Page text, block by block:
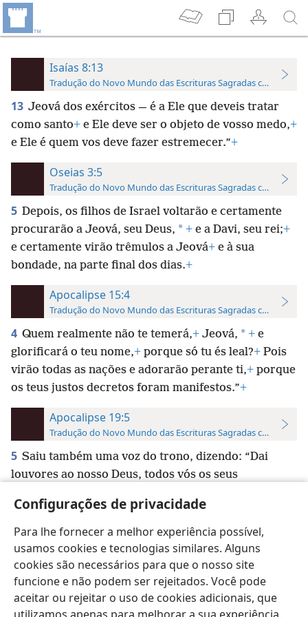
Configurações de privacidade
Para lhe fornecer a melhor experiência possível,
usamos cookies e tecnologias similares. Alguns
cookies são necessários para que o nosso site
funcione e não podem ser rejeitados. Você pode
aceitar ou rejeitar o uso de cookies adicionais, que
Isaías 8:13
Tradução do Novo Mundo das Escrituras Sagradas com
13 Jeová dos exércitos — é a Ele que deveis tratar
como santo+ e Ele deve ser o objeto de vosso medo,+
e Ele é quem vos deve fazer estremecer.”+
Oseias 3:5
Tradução do Novo Mundo das Escrituras Sagradas com
5 Depois, os filhos de Israel voltarão e certamente
procurarão a Jeová, seu Deus, * + e a Davi, seu rei;+
e certamente virão trêmulos a Jeová+ e à sua
bondade, na parte final dos dias.+
Apocalipse 15:4
Tradução do Novo Mundo das Escrituras Sagradas com
4 Quem realmente não te temerá,+ Jeová, * + e
glorificará o teu nome,+ porque só tu és leal?+ Pois
virão todas as nações e adorarão perante ti,+ porque
os teus justos decretos foram manifestos.”+
Apocalipse 19:5
Tradução do Novo Mundo das Escrituras Sagradas com
5 Saiu também uma voz do trono, dizendo: “Dai
louvores ao nosso Deus, todos vós os seus
grandes.”+
Português (Brasil) Preferências
Copyright© 2026 Watch Tower Bible and Tract Society of Pennsylvania